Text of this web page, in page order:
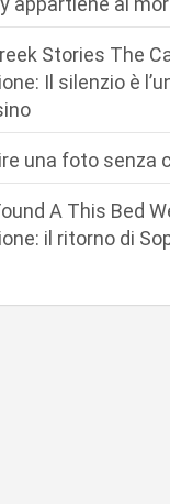
Stories The
Il silenzio è
una foto senza
A This Bed
il ritorno di